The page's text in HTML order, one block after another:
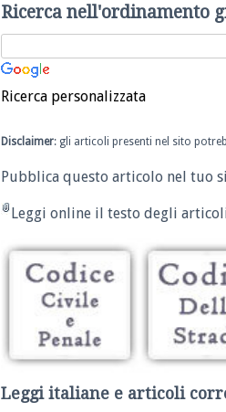
Ricerca nell'ordinamento
Ricerca personalizzata
Disclaimer: gli articoli presenti nel sito
Pubblica questo articolo nel tuo
Leggi online il testo degli
Leggi italiane e articoli